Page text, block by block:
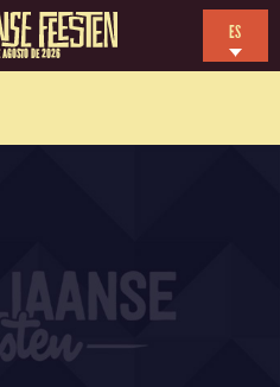
DE 2026
ES